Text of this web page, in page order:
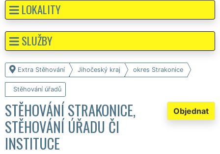
Extra Stěhování Jihočeský kraj okres Strakonice
Stěhování úřadů
Objednat
STĚHOVÁNÍ STRAKONICE,
STĚHOVÁNÍ ÚŘADU ČI
INSTITUCE
LOKALITY
SLUŽBY